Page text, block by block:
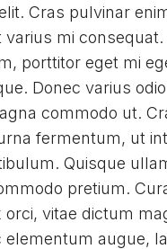
Cras pulvinar
varius mi consequat.
porttitor eget mi
Donec varius
commodo ut.
fermentum, ut
Quisque
pretium.
orci, vitae dictum
elementum augue,